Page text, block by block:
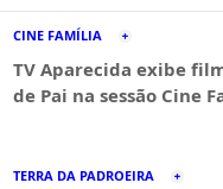
CINE FAMÍLIA
TV Aparecida exibe
de Pai na sessão Cine
TERRA DA PADROEIRA